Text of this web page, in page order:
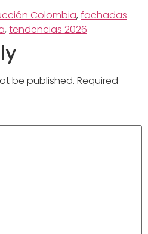
Colombia, fachadas
, tendencias 2026
be published. Required